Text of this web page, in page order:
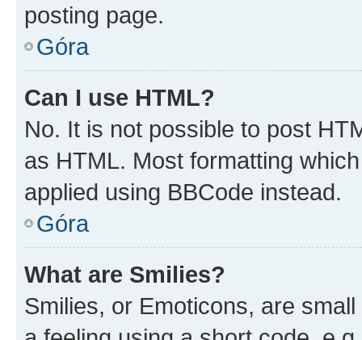
posting page.
Góra
Can I use HTML?
No. It is not possible to post
as HTML. Most formatting
applied using BBCode instead.
Góra
What are Smilies?
Smilies, or Emoticons, are